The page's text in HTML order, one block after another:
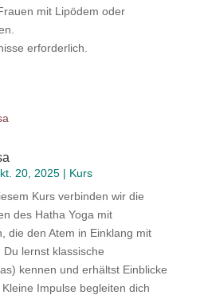
mit Lipödem oder
erforderlich.
20, 2025| Kurs
Kurs verbinden wir die
des Hatha Yoga mit
die den Atem in Einklang mit
lernst klassische
kennen und erhältst Einblicke
Impulse begleiten dich